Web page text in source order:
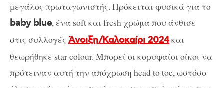
μεγάλος πρωταγωνιστής. Πρόκειται φυσικά για το
baby blue, ένα soft και fresh χρώμα που άνθισε
στις συλλογές Άνοιξη/Καλοκαίρι 2024και
θεωρήθηκε star colour. Μπορεί οι κορυφαίοι οίκοι να
πρότειναν αυτή την απόχρωση head to toe, ωστόσο